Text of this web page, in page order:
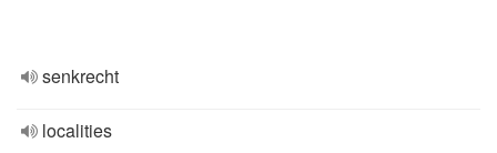
senkrecht
localities